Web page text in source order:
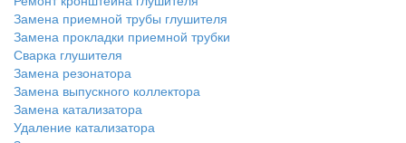
Замена приемной трубы глушителя
Замена прокладки приемной трубки
Сварка глушителя
Замена резонатора
Замена выпускного коллектора
Замена катализатора
Удаление катализатора